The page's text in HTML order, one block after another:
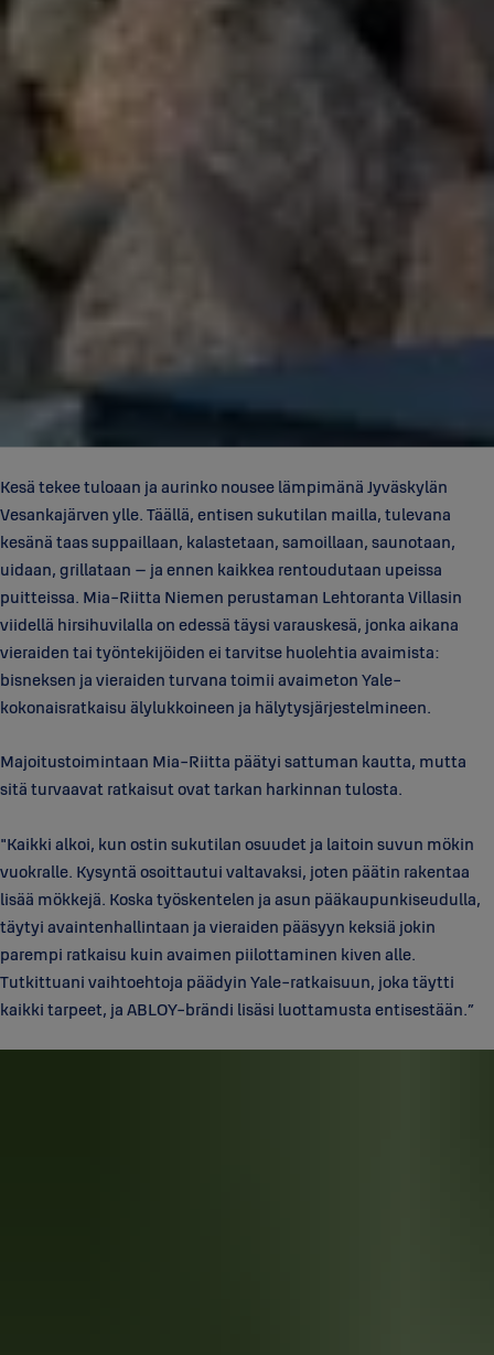
Kesä tekee tuloaan ja aurinko nousee lämpimänä Jyväskylän
Vesankajärven ylle. Täällä, entisen sukutilan mailla, tulevana
kesänä taas suppaillaan, kalastetaan, samoillaan, saunotaan,
uidaan, grillataan – ja ennen kaikkea rentoudutaan upeissa
puitteissa. Mia-Riitta Niemen perustaman Lehtoranta Villasin
viidellä hirsihuvilalla on edessä täysi varauskesä, jonka aikana
vieraiden tai työntekijöiden ei tarvitse huolehtia avaimista:
bisneksen ja vieraiden turvana toimii avaimeton Yale-
kokonaisratkaisu älylukkoineen ja hälytysjärjestelmineen.
Majoitustoimintaan Mia-Riitta päätyi sattuman kautta, mutta
sitä turvaavat ratkaisut ovat tarkan harkinnan tulosta.
"Kaikki alkoi, kun ostin sukutilan osuudet ja laitoin suvun mökin
vuokralle. Kysyntä osoittautui valtavaksi, joten päätin rakentaa
lisää mökkejä. Koska työskentelen ja asun pääkaupunkiseudulla,
täytyi avaintenhallintaan ja vieraiden pääsyyn keksiä jokin
parempi ratkaisu kuin avaimen piilottaminen kiven alle.
Tutkittuani vaihtoehtoja päädyin Yale-ratkaisuun, joka täytti
kaikki tarpeet, ja ABLOY-brändi lisäsi luottamusta entisestään.”